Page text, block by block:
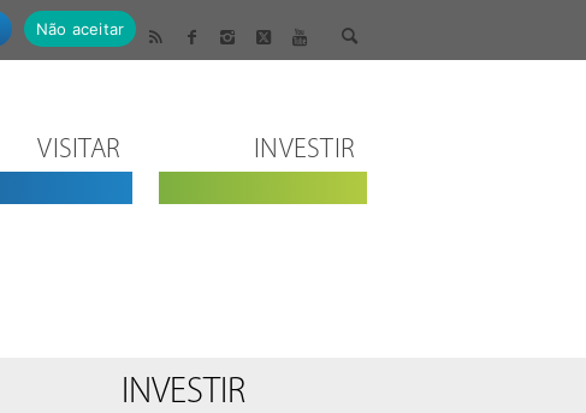
VISITAR INVESTIR
INVESTIR
Não aceitar